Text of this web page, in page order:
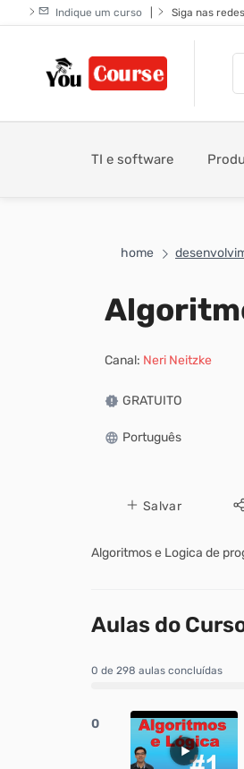
Indique um curso Siga nas
TI e software
home
Canal: Neri Neitzke
GRATUITO
Português
Salvar
Algoritmos e Logica de
Aulas do
0 de 298 aulas concluídas
0